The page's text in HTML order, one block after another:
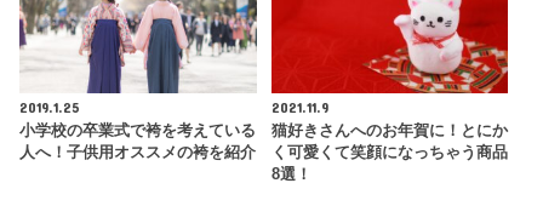
2019.1.25
小学校の卒業式で袴を考えている
人へ！子供用オススメの袴を紹介
2021.11.9
猫好きさんへのお年賀に！とにか
く可愛くて笑顔になっちゃう商品
8選！